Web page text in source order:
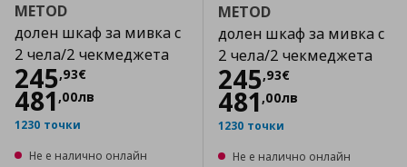
METOD
долен шкаф за мивка с
2 чела/2 чекмеджета
245,93€
Цена
481 ,00лв
1230 точки
Не е налично онлайн
METOD
долен шкаф за мивка с
2 чела/2 чекмеджета
245,93€
Цена
481 ,00лв
1230 точки
Не е налично онлайн